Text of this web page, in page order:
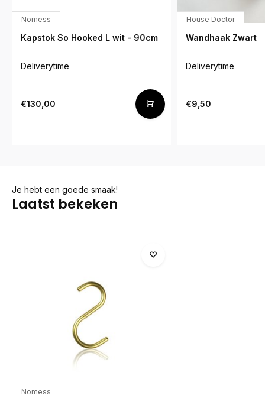
Nomess
Kapstok So Hooked L wit - 90cm
Deliverytime
€130,00
House Doctor
Wandhaak Zwart
Deliverytime
€9,50
Je hebt een goede smaak!
Laatst bekeken
Nomess